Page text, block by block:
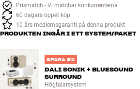
Prismatch - Vi matchar konkurrenterna
60 dagars öppet köp
10 års medlemsgaranti på denna produkt
PRODUKTEN INGÅR I ETT SYSTEM/PAKET
SPARA 6%
DALI SONIK + BLUESOUND
SURROUND
Högtalarsystem